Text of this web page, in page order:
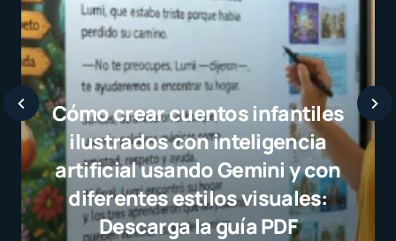
Javier Bardem elogia a la
selección campeona y destaca
el juego limpio como ejemplo
para millones de niños